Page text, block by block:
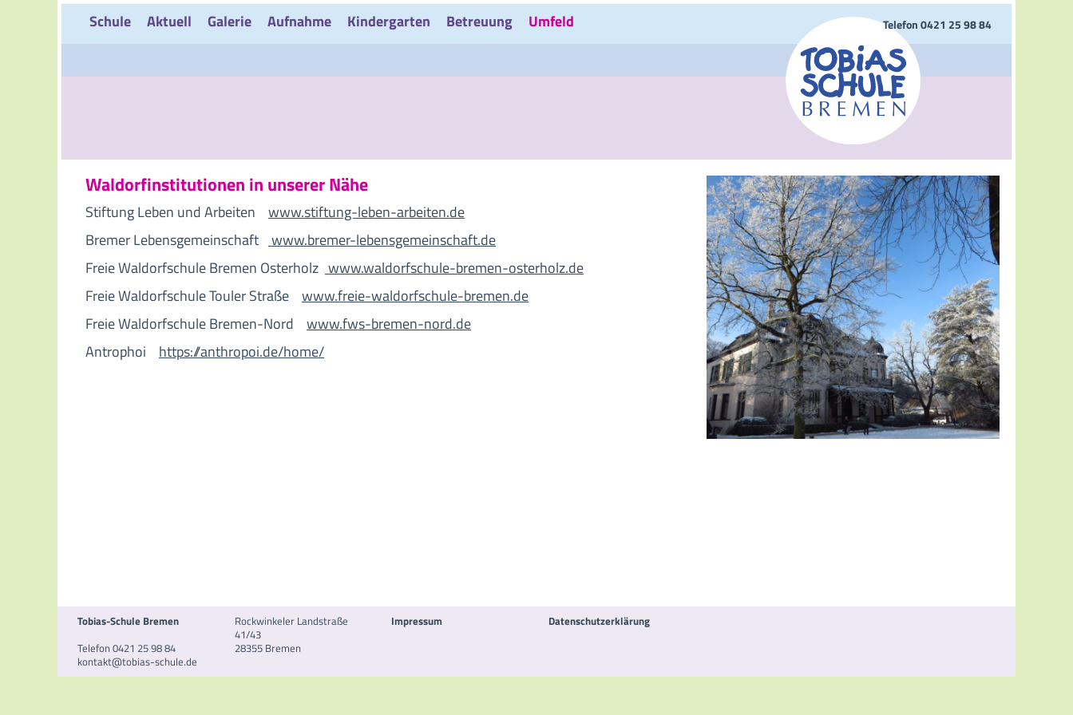
Schule Aktuell Galerie Aufnahme Kindergarten Betreuung Umfeld Telefon 0421 25 98 84
Waldorfinstitutionen in unserer Nähe
Stiftung Leben und Arbeiten www.stiftung-leben-arbeiten.de
Bremer Lebensgemeinschaft www.bremer-lebensgemeinschaft.de
Freie Waldorfschule Bremen Osterholz www.waldorfschule-bremen-osterholz.de
Freie Waldorfschule Touler Straße www.freie-waldorfschule-bremen.de
Freie Waldorfschule Bremen-Nord www.fws-bremen-nord.de
Antrophoi https://anthropoi.de/home/
Tobias-Schule Bremen
Telefon 0421 25 98 84
kontakt@tobias-schule.de
Rockwinkeler Landstraße
41/43
28355 Bremen
Impressum Datenschutzerklärung